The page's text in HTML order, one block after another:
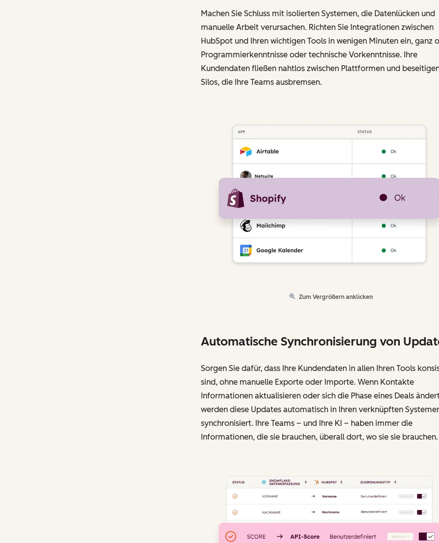
Machen Sie Schluss mit isolierten Systemen, die Datenlücken und
manuelle Arbeit verursachen. Richten Sie Integrationen zwischen
HubSpot und Ihren wichtigen Tools in wenigen Minuten ein, ganz
Programmierkenntnisse oder technische Vorkenntnisse. Ihre
Kundendaten fließen nahtlos zwischen Plattformen und
Silos, die Ihre Teams ausbremsen.
Zum Vergrößern anklicken
Automatische Synchronisierung von
Sorgen Sie dafür, dass Ihre Kundendaten in allen Ihren Tools
sind, ohne manuelle Exporte oder Importe. Wenn Kontakte
Informationen aktualisieren oder sich die Phase eines Deals
werden diese Updates automatisch in Ihren verknüpften
synchronisiert. Ihre Teams – und Ihre KI – haben immer die
Informationen, die sie brauchen, überall dort, wo sie sie brauchen.